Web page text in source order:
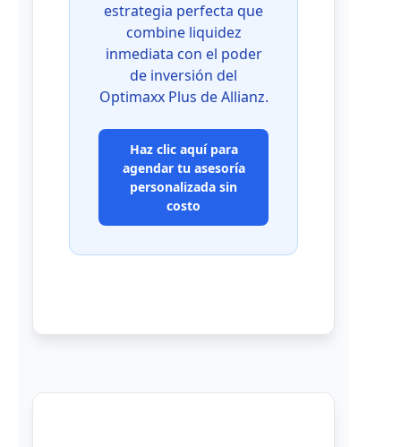
estrategia perfecta que
combine liquidez
inmediata con el poder
de inversión del
Optimaxx Plus de Allianz.
Haz clic aquí para
agendar tu asesoría
personalizada sin
costo